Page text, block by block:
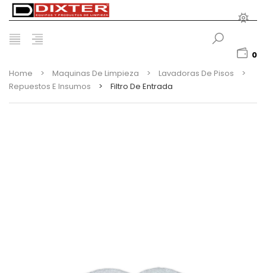
0
Home
> Maquinas De Limpieza > Lavadoras De Pisos
>
Repuestos E Insumos
> Filtro De Entrada